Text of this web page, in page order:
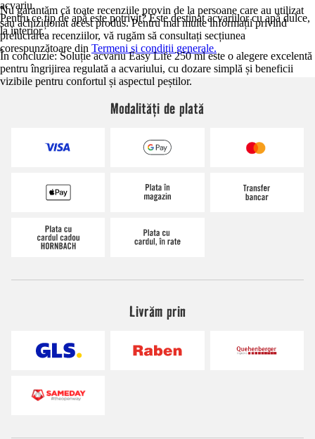
acvariu.
Pentru ce tip de apă este potrivit? Este destinat acvariilor cu apă dulce,
la interior.
În concluzie: Soluție acvariu Easy Life 250 ml este o alegere excelentă
pentru îngrijirea regulată a acvariului, cu dozare simplă și beneficii
vizibile pentru confortul și aspectul peștilor.
Nu garantăm că toate recenziile provin de la persoane care au utilizat
sau achiziționat acest produs. Pentru mai multe informații privind
prelucrarea recenziilor, vă rugăm să consultați secțiunea
corespunzătoare din Termeni și condiții generale.
Modalități de plată
Livrăm prin